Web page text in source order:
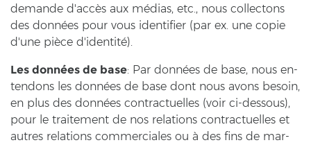
de­man­de d'accès aux médias, etc., nous coll­ec­tons
des données pour vous iden­ti­fier (par ex. une copie
d'une pièce d'identité).
Les données de base: Par données de base, nous en­
ten­dons les données de base dont nous avons be­so­in,
en plus des données con­trac­tu­el­les (voir ci-​dessous),
pour le trai­te­ment de nos re­la­ti­ons con­trac­tu­el­les et
autres re­la­ti­ons com­mer­cia­les ou à des fins de mar­